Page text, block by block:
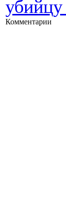
Комментарии